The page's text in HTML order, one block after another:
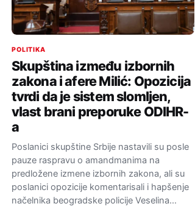
POLITIKA
Skupština između izbornih
zakona i afere Milić: Opozicija
tvrdi da je sistem slomljen,
vlast brani preporuke ODIHR-
a
Poslanici skupštine Srbije nastavili su posle
pauze raspravu o amandmanima na
predložene izmene izbornih zakona, ali su
poslanici opozicije komentarisali i hapšenje
načelnika beogradske policije Veselina…